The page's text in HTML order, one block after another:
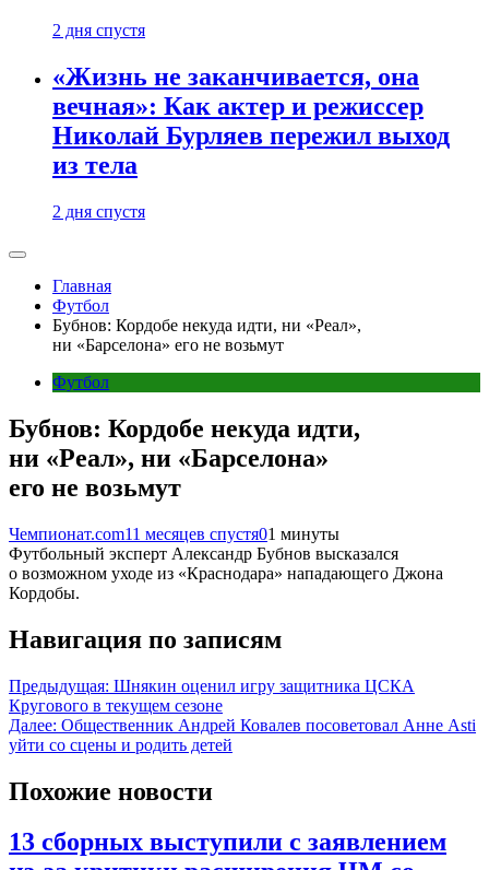
2 дня спустя
«Жизнь не заканчивается, она
вечная»: Как актер и режиссер
Николай Бурляев пережил выход
из тела
2 дня спустя
Главная
Футбол
Бубнов: Кордобе некуда идти, ни «Реал»,
ни «Барселона» его не возьмут
Футбол
Бубнов: Кордобе некуда идти,
ни «Реал», ни «Барселона»
его не возьмут
Чемпионат.com11 месяцев спустя01 минуты
Футбольный эксперт Александр Бубнов высказался
о возможном уходе из «Краснодара» нападающего Джона
Кордобы.
Навигация по записям
Предыдущая: Шнякин оценил игру защитника ЦСКА
Кругового в текущем сезоне
Далее: Общественник Андрей Ковалев посоветовал Анне Asti
уйти со сцены и родить детей
Похожие новости
13 сборных выступили с заявлением